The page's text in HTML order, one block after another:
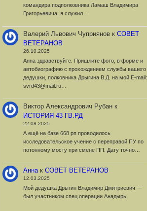
командира подполковника Ламаш Владимира
Григорьевича, я служил…
Валерий Львович Чуприяновк СОВЕТ
ВЕТЕРАНОВ
26.10.2025
Анна здравствуйте. Пришлите фото, в форме и
автобиографию с прохождением службы вашего
дедушки, полковника Дрыгина В.Д. на мой Е-mail:
svrd43@mail.ru…
Виктор Александрович Рубанк
ИСТОРИЯ 43 ГВ.РД
22.08.2025
А ещё на базе 668 рп проводилось
исследовательское учение с переправой ПУ по
потонному мосту при смене ПП. Дату точно…
Аннак СОВЕТ ВЕТЕРАНОВ
12.03.2025
Мой дедушка Дрыгин Владимир Дмитриевич —
был участником спец.операции Анадырь.